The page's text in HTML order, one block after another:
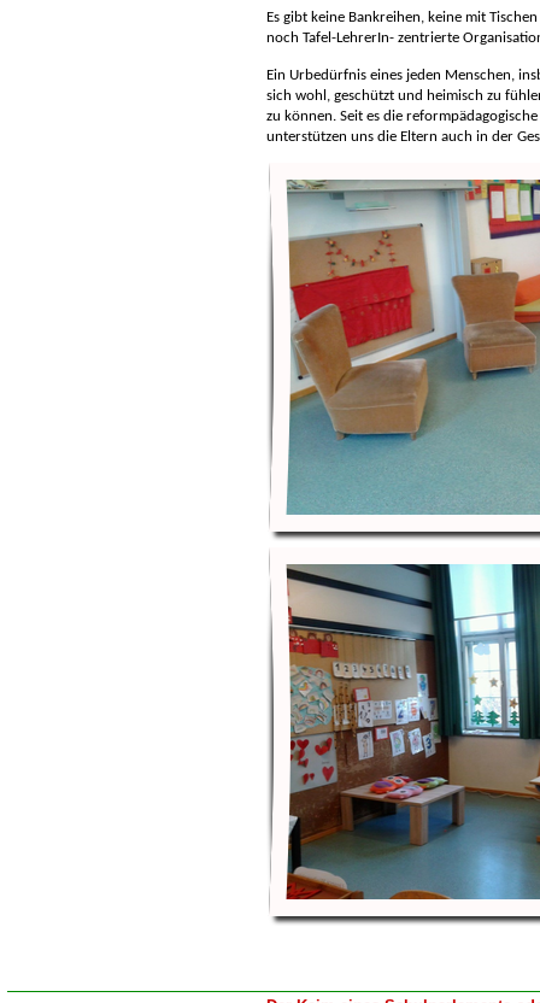
Es gibt keine Bankreihen, keine mit
noch Tafel-LehrerIn- zentrierte
Ein Urbedürfnis eines jeden Menschen,
sich wohl, geschützt und heimisch zu
zu können. Seit es die
unterstützen uns die Eltern auch in der